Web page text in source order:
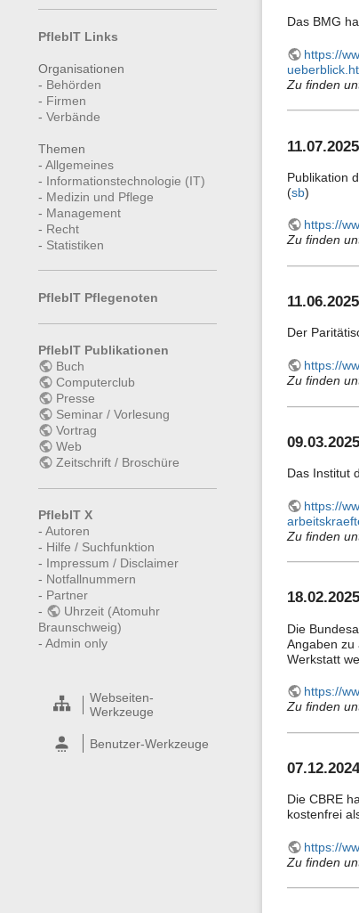
PflebIT Links
Organisationen
- Behörden
- Firmen
- Verbände
Themen
- Allgemeines
- Informationstechnologie (IT)
- Medizin und Pflege
- Management
- Recht
- Statistiken
PflebIT Pflegenoten
PflebIT Publikationen
Buch
Computerclub
Presse
Seminar / Vorlesung
Vortrag
Web
Zeitschrift / Broschüre
PflebIT X
- Autoren
- Hilfe / Suchfunktion
- Impressum / Disclaimer
- Notfallnummern
- Partner
-
Uhrzeit (Atomuhr
Braunschweig)
- Admin only
Webseiten-
Werkzeuge
Benutzer-Werkzeuge
Das BMG
https://
Zu finden
Publikation
(sb)
https://
Zu finden
Der
https://
Zu finden
Das Institut
https://
Zu finden
Die
Angaben zu
Werkstatt
https://
Zu finden
Die CBRE
kostenfrei
https://
Zu finden